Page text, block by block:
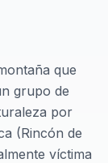
que
grupo de
por
(Rincón de
víctima